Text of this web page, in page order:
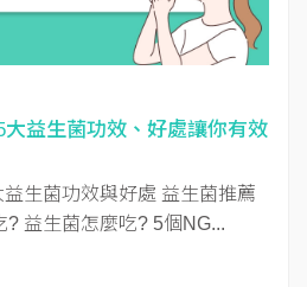
益生菌功效、好處讓你有效
生菌功效與好處 益生菌推薦
益生菌怎麼吃? 5個NG...